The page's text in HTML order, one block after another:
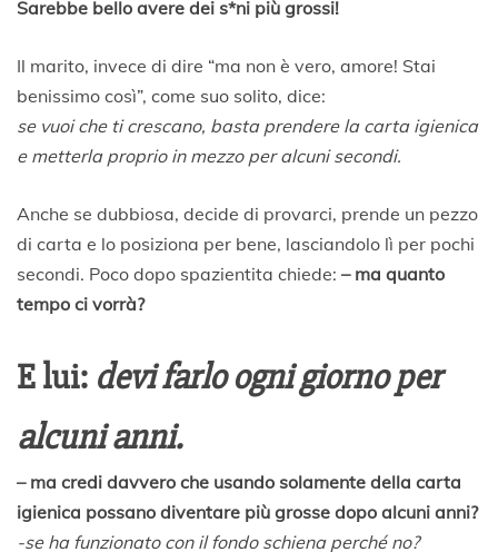
Sarebbe bello avere dei s*ni più grossi!
Il marito, invece di dire “ma non è vero, amore! Stai
benissimo così”, come suo solito, dice:
se vuoi che ti crescano, basta prendere la carta igienica
e metterla proprio in mezzo per alcuni secondi.
Anche se dubbiosa, decide di provarci, prende un pezzo
di carta e lo posiziona per bene, lasciandolo lì per pochi
secondi. Poco dopo spazientita chiede: – ma quanto
tempo ci vorrà?
E lui: devi farlo ogni giorno per
alcuni anni.
– ma credi davvero che usando solamente della carta
igienica possano diventare più grosse dopo alcuni anni?
-se ha funzionato con il fondo schiena perché no?